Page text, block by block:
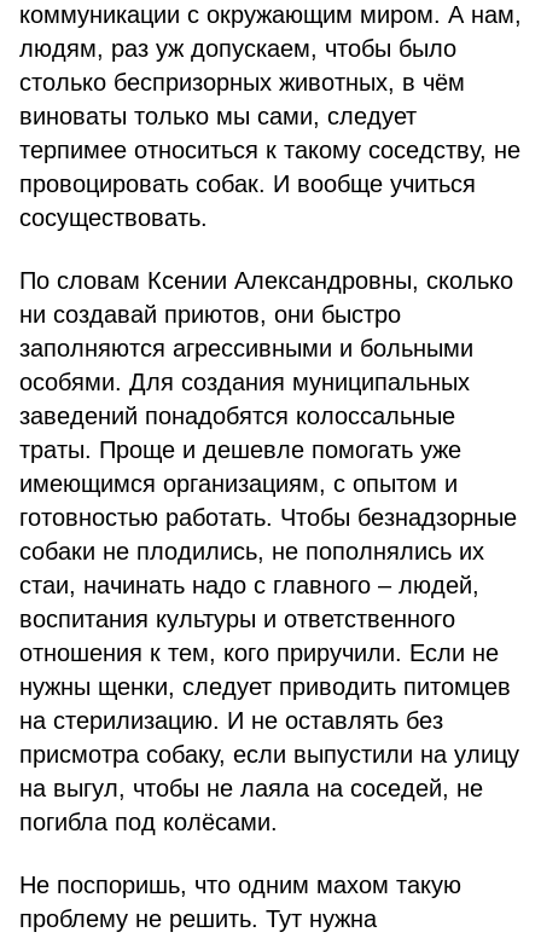
коммуникации с окружающим миром. А нам,
людям, раз уж допускаем, чтобы было
столько беспризорных животных, в чём
виноваты только мы сами, следует
терпимее относиться к такому соседству, не
провоцировать собак. И вообще учиться
сосуществовать.
По словам Ксении Александровны, сколько
ни создавай приютов, они быстро
заполняются агрессивными и больными
особями. Для создания муниципальных
заведений понадобятся колоссальные
траты. Проще и дешевле помогать уже
имеющимся организациям, с опытом и
готовностью работать. Чтобы безнадзорные
собаки не плодились, не пополнялись их
стаи, начинать надо с главного – людей,
воспитания культуры и ответственного
отношения к тем, кого приручили. Если не
нужны щенки, следует приводить питомцев
на стерилизацию. И не оставлять без
присмотра собаку, если выпустили на улицу
на выгул, чтобы не лаяла на соседей, не
погибла под колёсами.
Не поспоришь, что одним махом такую
проблему не решить. Тут нужна